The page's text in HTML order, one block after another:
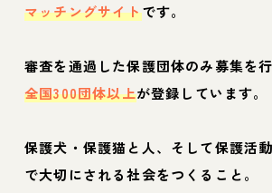
マッチングサイトです。
審査を通過した保護団体のみ募集を行
全国300団体以上が登録しています。
保護犬・保護猫と人、そして保護活
で大切にされる社会をつくること。